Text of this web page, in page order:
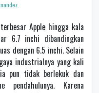
Apple hingga kala
6.7 inchi dibandingkan
dengan 6.5 inchi. Selain
industrialnya yang kali
pun tidak berlekuk dan
pendahulunya. Karena